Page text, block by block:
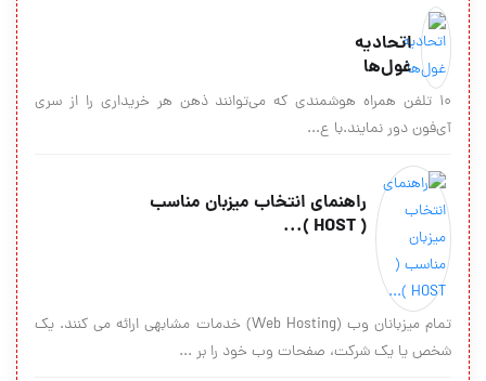
اتحادیه
غول‌ها
10 تلفن همراه هوشمندی که می‌توانند ذهن هر خریداری را از سری
آی‌فون دور نمایند.با ع...
راهنمای انتخاب میزبان مناسب
( HOST )...
تمام میزبانان وب (Web Hosting) خدمات مشابهی ارائه می کنند. یک
شخص یا یک شرکت، صفحات وب خود را بر ...